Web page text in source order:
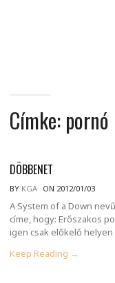
Címke: pornó
DÖBBENET
BY KGA ON 2012/01/03
A System of a Down
címe, hogy: Erőszakos
igen csak előkelő
Keep Reading →